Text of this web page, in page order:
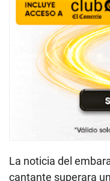
La noticia del
cantante superara